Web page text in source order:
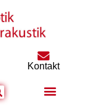
Kontakt